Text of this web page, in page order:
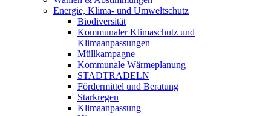
Energie, Klima- und Umweltschutz
Biodiversität
Kommunaler Klimaschutz und
Klimaanpassungen
Müllkampagne
Kommunale Wärmeplanung
STADTRADELN
Fördermittel und Beratung
Starkregen
Klimaanpassung